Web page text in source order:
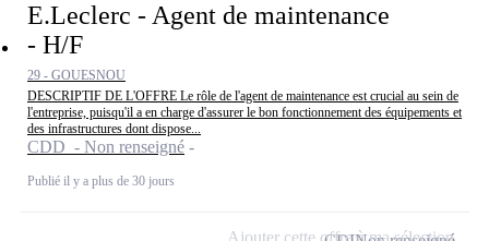
E.Leclerc - Agent de maintenance
- H/F
29 - GOUESNOU
DESCRIPTIF DE L'OFFRE Le rôle de l'agent de maintenance est crucial au sein de
l'entreprise, puisqu'il a en charge d'assurer le bon fonctionnement des équipements et
des infrastructures dont dispose...
CDD - Non renseigné
Publié il y a plus de 30 jours